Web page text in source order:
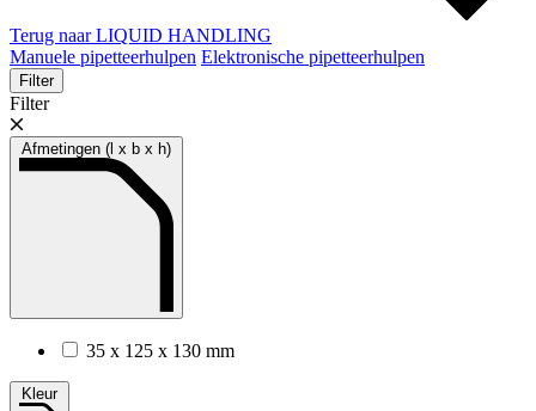
Terug naar LIQUID HANDLING
Manuele pipetteerhulpen Elektronische pipetteerhulpen
Filter
Filter
Afmetingen (l x b x h)
35 x 125 x 130 mm
Kleur